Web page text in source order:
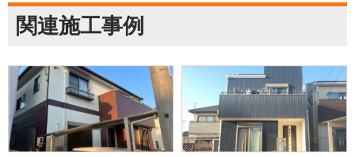
関連施工事例